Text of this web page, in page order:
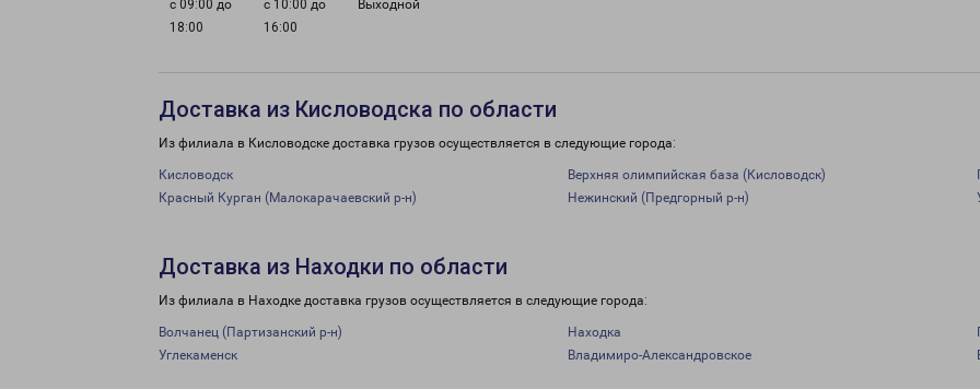
с 09:00 до
18:00
с 10:00 до
16:00
Выходной
Доставка из Кисловодска по области
Из филиала в Кисловодске доставка грузов осуществляется в следующие города:
Кисловодск Верхняя олимпийская база (Кисловодск)
Красный Курган (Малокарачаевский р-н)
Нежинский (Предгорный р-н)
Доставка из Находки по области
Из филиала в Находке доставка грузов осуществляется в следующие города:
Волчанец (Партизанский р-н) Находка
Углекаменск
Владимиро-Александровское